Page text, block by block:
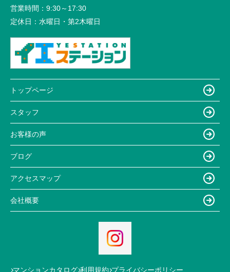
営業時間： 9:30～17:30
定休日： 水曜日・第2木曜日
トップページ
スタッフ
お客様の声
ブログ
アクセスマップ
会社概要
マンションカタログ 利用規約 プライバシーポリシー